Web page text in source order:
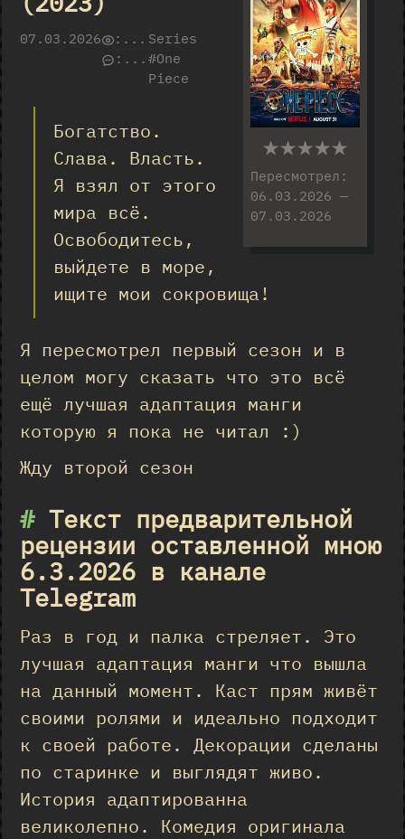
★★★★★
Пересмотрел:
06.03.2026 —
07.03.2026
07.03.2026 : ...
: ...
Series
#One
Piece
Богатство.
Слава. Власть.
Я взял от этого
мира всё.
Освободитесь,
выйдете в море,
ищите мои сокровища!
Я пересмотрел первый сезон и в
целом могу сказать что это всё
ещё лучшая адаптация манги
которую я пока не читал :)
Жду второй сезон
#Текст предварительной
рецензии оставленной мною
6.3.2026 в канале
Telegram
Раз в год и палка стреляет. Это
лучшая адаптация манги что вышла
на данный момент. Каст прям живёт
своими ролями и идеально подходит
к своей работе. Декорации сделаны
по старинке и выглядят живо.
История адаптированна
великолепно. Комедия оригинала